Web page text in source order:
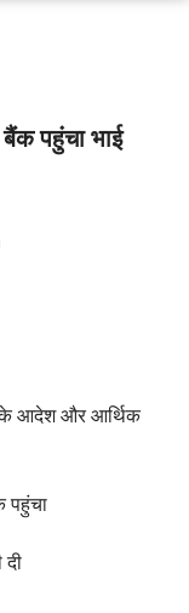
पहुंचा भाई
के आदेश और आर्थिक
पहुंचा